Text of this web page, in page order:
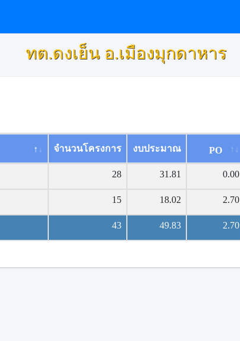
ทต.ดงเย็น อ.เมืองมุกดาหาร
จำนวนโครงการ งบประมาณ PO
28 31.81 0.00
15 18.02 2.70
43 49.83 2.70